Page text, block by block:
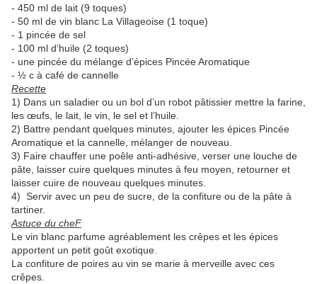
- 450 ml de lait (9 toques)
- 50 ml de vin blanc La Villageoise (1 toque)
- 1 pincée de sel
- 100 ml d’huile (2 toques)
- une pincée du mélange d’épices Pincée Aromatique
- ½ c à café de cannelle
Recette
1) Dans un saladier ou un bol d’un robot pâtissier mettre la farine,
les œufs, le lait, le vin, le sel et l’huile.
2) Battre pendant quelques minutes, ajouter les épices Pincée
Aromatique et la cannelle, mélanger de nouveau.
3) Faire chauffer une poêle anti-adhésive, verser une louche de
pâte, laisser cuire quelques minutes à feu moyen, retourner et
laisser cuire de nouveau quelques minutes.
4) Servir avec un peu de sucre, de la confiture ou de la pâte à
tartiner.
Astuce du cheF
Le vin blanc parfume agréablement les crêpes et les épices
apportent un petit goût exotique.
La confiture de poires au vin se marie à merveille avec ces
crêpes.